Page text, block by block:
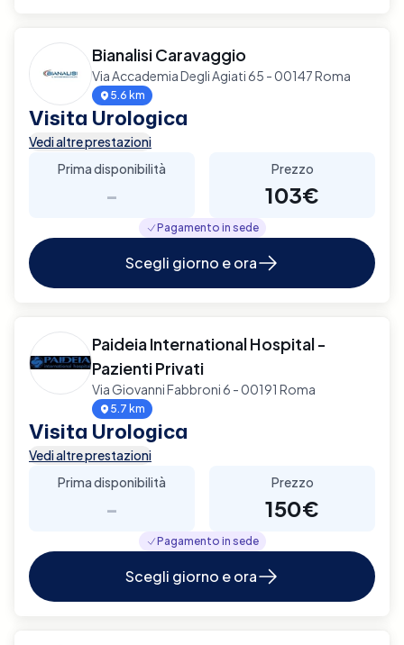
Bianalisi Caravaggio
Via Accademia Degli Agiati 65 - 00147 Roma
5.6 km
Visita Urologica
Vedi altre prestazioni
Prima disponibilità
-
Prezzo
103€
Pagamento in sede
Scegli giorno e ora
Paideia International Hospital -
Pazienti Privati
Via Giovanni Fabbroni 6 - 00191 Roma
5.7 km
Visita Urologica
Vedi altre prestazioni
Prima disponibilità
-
Prezzo
150€
Pagamento in sede
Scegli giorno e ora